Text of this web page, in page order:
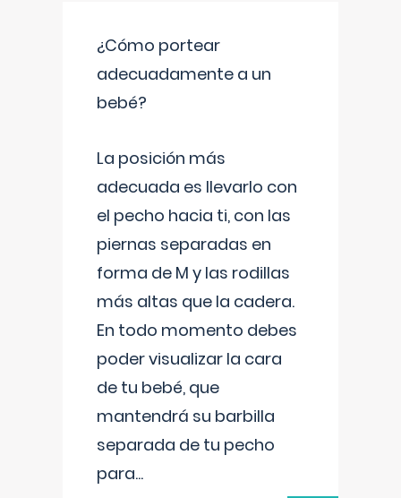
¿Cómo portear
adecuadamente a un
bebé?
La posición más
adecuada es llevarlo con
el pecho hacia ti, con las
piernas separadas en
forma de M y las rodillas
más altas que la cadera.
En todo momento debes
poder visualizar la cara
de tu bebé, que
mantendrá su barbilla
separada de tu pecho
para...